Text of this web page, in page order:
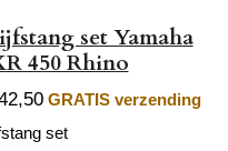
set Yamaha
450 Rhino
GRATIS verzending
set